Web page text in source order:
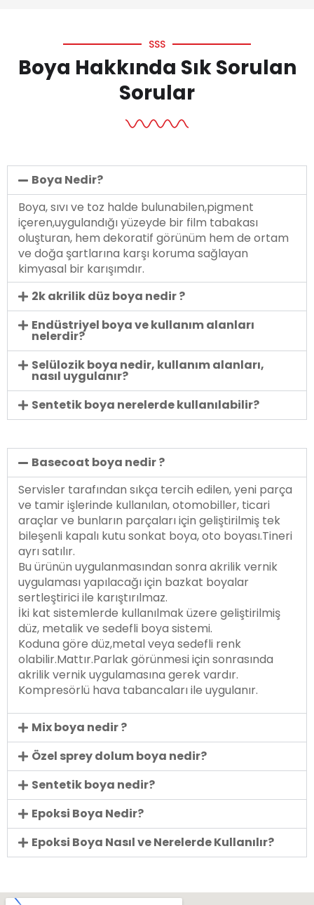
SSS
Boya Hakkında Sık Sorulan
Sorular
Boya Nedir?
Boya, sıvı ve toz halde bulunabilen,pigment
içeren,uygulandığı yüzeyde bir film tabakası
oluşturan, hem dekoratif görünüm hem de ortam
ve doğa şartlarına karşı koruma sağlayan
kimyasal bir karışımdır.
2k akrilik düz boya nedir ?
Endüstriyel boya ve kullanım alanları
nelerdir?
Selülozik boya nedir, kullanım alanları,
nasıl uygulanır?
Sentetik boya nerelerde kullanılabilir?
Basecoat boya nedir ?
Servisler tarafından sıkça tercih edilen, yeni parça
ve tamir işlerinde kullanılan, otomobiller, ticari
araçlar ve bunların parçaları için geliştirilmiş tek
bileşenli kapalı kutu sonkat boya, oto boyası.Tineri
ayrı satılır.
Bu ürünün uygulanmasından sonra akrilik vernik
uygulaması yapılacağı için bazkat boyalar
sertleştirici ile karıştırılmaz.
İki kat sistemlerde kullanılmak üzere geliştirilmiş
düz, metalik ve sedefli boya sistemi.
Koduna göre düz,metal veya sedefli renk
olabilir.Mattır.Parlak görünmesi için sonrasında
akrilik vernik uygulamasına gerek vardır.
Kompresörlü hava tabancaları ile uygulanır.
Mix boya nedir ?
Özel sprey dolum boya nedir?
Sentetik boya nedir?
Epoksi Boya Nedir?
Epoksi Boya Nasıl ve Nerelerde Kullanılır?